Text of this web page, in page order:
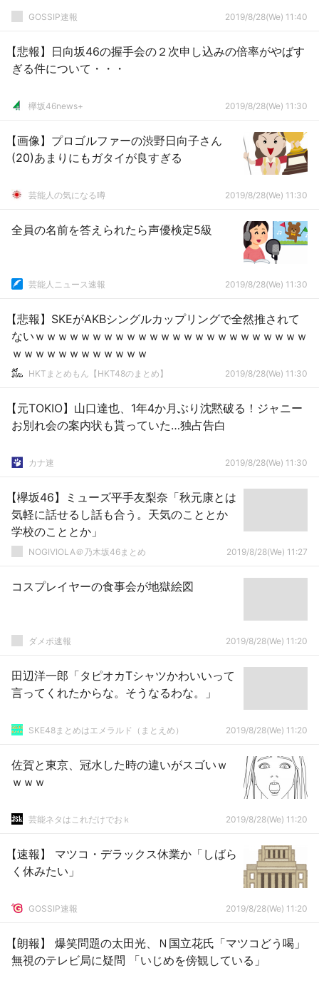
GOSSIP速報 2019/8/28(We) 11:40
【悲報】日向坂46の握手会の２次申し込みの倍率がやばす
ぎる件について・・・
欅坂46news+ 2019/8/28(We) 11:30
【画像】プロゴルファーの渋野日向子さん
(20)あまりにもガタイが良すぎる
芸能人の気になる噂 2019/8/28(We) 11:30
全員の名前を答えられたら声優検定5級
芸能人ニュース速報 2019/8/28(We) 11:30
【悲報】SKEがAKBシングルカップリングで全然推されて
ないｗｗｗｗｗｗｗｗｗｗｗｗｗｗｗｗｗｗｗｗｗｗｗｗ
ｗｗｗｗｗｗｗｗｗｗｗｗ
HKTまとめもん【HKT48のまとめ】 2019/8/28(We) 11:30
【元TOKIO】山口達也、1年4か月ぶり沈黙破る！ジャニー
お別れ会の案内状も貰っていた…独占告白
カナ速 2019/8/28(We) 11:30
【欅坂46】ミューズ平手友梨奈「秋元康とは
気軽に話せるし話も合う。天気のこととか
学校のこととか」
NOGIVIOLA＠乃木坂46まとめ 2019/8/28(We) 11:27
コスプレイヤーの食事会が地獄絵図
ダメポ速報 2019/8/28(We) 11:20
田辺洋一郎「タピオカTシャツかわいいって
言ってくれたからな。そうなるわな。」
SKE48まとめはエメラルド（まとえめ） 2019/8/28(We) 11:20
佐賀と東京、冠水した時の違いがスゴいｗ
ｗｗｗ
芸能ネタはこれだけでおｋ 2019/8/28(We) 11:20
【速報】 マツコ・デラックス休業か「しばら
く休みたい」
GOSSIP速報 2019/8/28(We) 11:20
【朗報】 爆笑問題の太田光、Ｎ国立花氏「マツコどう喝」
無視のテレビ局に疑問 「いじめを傍観している」